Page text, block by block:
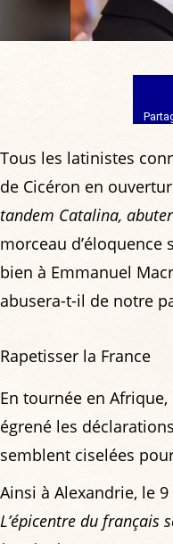
Tous les latinistes
de Cicéron en
tandem Catalina,
morceau d’éloquence
bien à Emmanuel
abusera-t-il de notre
Rapetisser la France
En tournée en
égrené les
semblent ciselées
Ainsi à Alexandrie, le
L’épicentre du français